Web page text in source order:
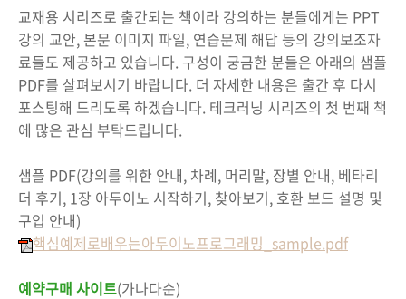
교재용 시리즈로 출간되는 책이라 강의하는 분들에게는 PPT
강의 교안, 본문 이미지 파일, 연습문제 해답 등의 강의보조자
료들도 제공하고 있습니다. 구성이 궁금한 분들은 아래의 샘플
PDF를 살펴보시기 바랍니다. 더 자세한 내용은 출간 후 다시
포스팅해 드리도록 하겠습니다. 테크러닝 시리즈의 첫 번째 책
에 많은 관심 부탁드립니다.
샘플 PDF(강의를 위한 안내, 차례, 머리말, 장별 안내, 베타리
더 후기, 1장 아두이노 시작하기, 찾아보기, 호환 보드 설명 및
구입 안내)
핵심예제로배우는아두이노프로그래밍_sample.pdf
예약구매 사이트(가나다순)